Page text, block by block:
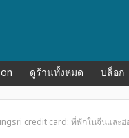
ดูร้านทั้งหมด บล็อก
credit card: ที่พักในจีนและฮ่